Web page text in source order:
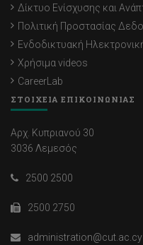
Δίκτυο Ενίσχυσης και
Πολιτική Προστασίας
Ενδοδικτυακή
Χρήσιμα videos
CareerLab
ΣΤΟΙΧΕΙΑ ΕΠΙΚΟΙΝΩΝΙΑΣ
Αρχ. Κυπριανού 30
3036 Λεμεσός
2500 2500
2500 2750
administration@cut.ac.cy